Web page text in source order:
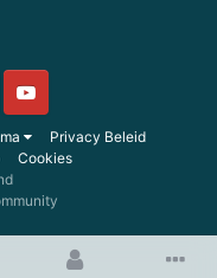
Privacy Beleid
Cookies